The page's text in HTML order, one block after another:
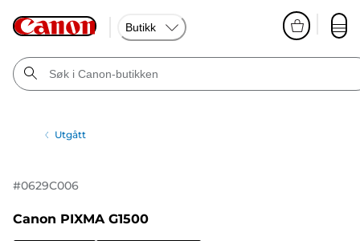
Butikk
Utgått
#0629C006
Canon PIXMA G1500